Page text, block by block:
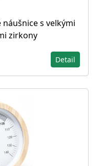
s velkými
zirkony
Detail